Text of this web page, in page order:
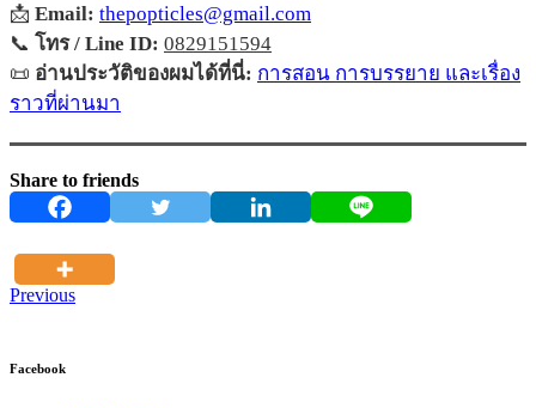
📩 Email: thepopticles@gmail.com
📞 โทร / Line ID: 0829151594
📜 อ่านประวัติของผมได้ที่นี่: การสอน การบรรยาย และเรื่อง
ราวที่ผ่านมา
Share to friends
Previous
Facebook